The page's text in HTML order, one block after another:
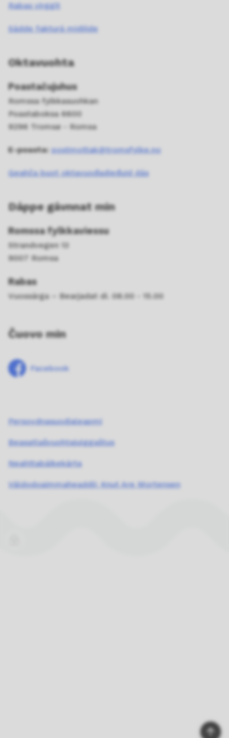
Rabas virggit
Sádde fakturá midjiide
Oktavuohta
Poastačujuhus
Romssa fylkkasuohkan
Poastaboksa 6600
9296 Tromsø - Romsa
E-poasta: postmottak@tromsfylke.no
Geahča buot oktavuođadieđuid dás
Dáppe gávnnat min
Romssa fylkkaviessu
Strandvegen 13
9007 Romsa
Rabas
Vuossárga – Bearjadat di. 08.00 - 15.00
Čuovo min
Facebook
Persovdnasuodjaleapmi
Beasatlašvuohtajulggaštus
Neahttabáikekárta
Váldodoaimmaheaddji: Knut Are Mortensen
Til